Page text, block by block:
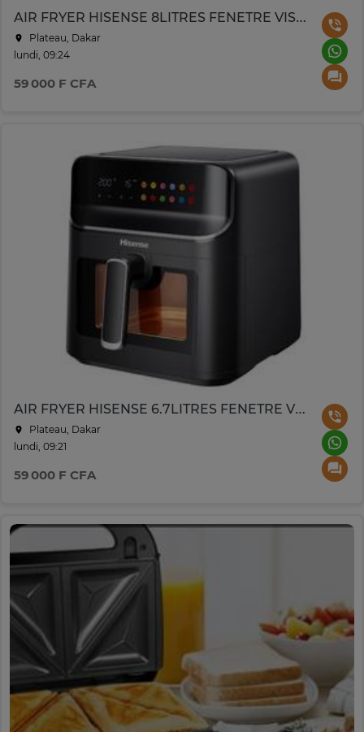
AIR FRYER HISENSE 8LITRES FENETRE VISIBLE NOIR H08AFBK1S4
Plateau, Dakar
lundi, 09:24
59 000 F CFA
AIR FRYER HISENSE 6.7LITRES FENETRE VISIBLE NOIR H06AFBS2S3
Plateau, Dakar
lundi, 09:21
59 000 F CFA